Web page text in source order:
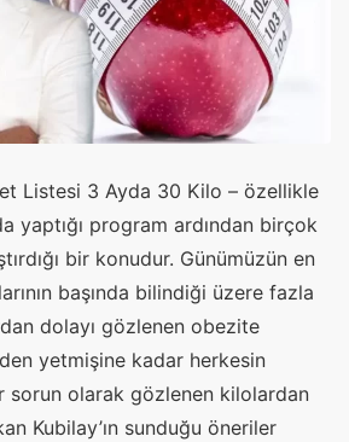
Listesi 3 Ayda 30 Kilo – özellikle
yaptığı program ardından birçok
bir konudur. Günümüzün en
başında bilindiği üzere fazla
dolayı gözlenen obezite
yetmişine kadar herkesin
sorun olarak gözlenen kilolardan
Kubilay’ın sunduğu öneriler